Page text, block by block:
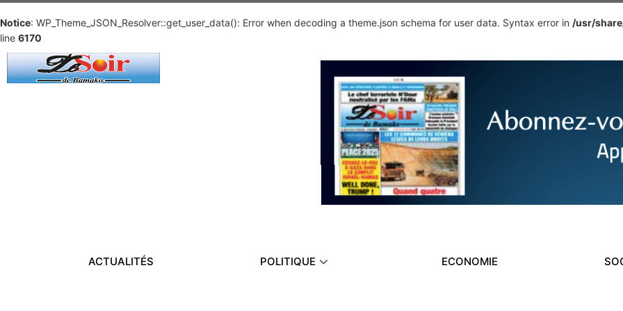
Notice: WP_Theme_JSON_Resolver::get_user_data(): Error when decoding a theme.json schema for user data. Syntax error in /usr/
line 6170
ACTUALITÉS POLITIQUE ECONOMIE